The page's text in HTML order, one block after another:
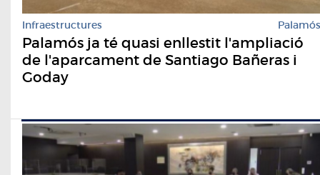
Infraestructures Palamós
Palamós ja té quasi enllestit l'ampliació
de l'aparcament de Santiago Bañeras i
Goday